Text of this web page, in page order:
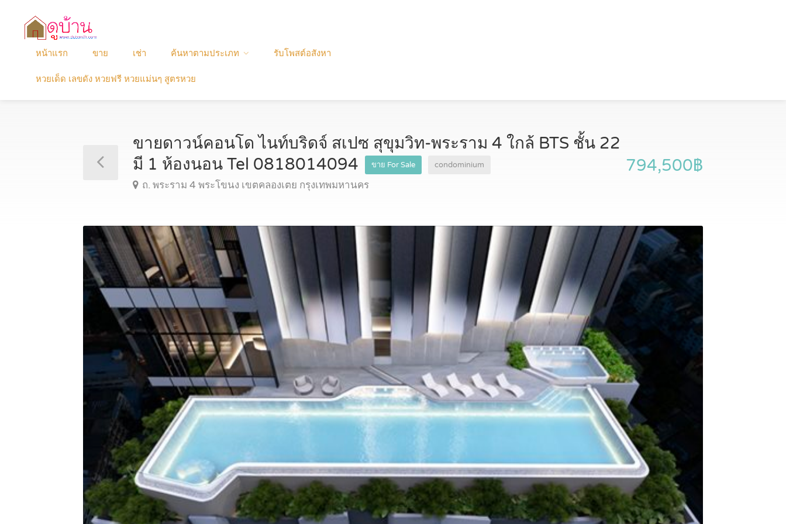
หน้าแรก ขาย เช่า ค้นหาตามประเภท รับโพสต์อสังหา
หวยเด็ด เลขดัง หวยฟรี หวยแม่นๆ สูตรหวย
ขายดาวน์คอนโด ไนท์บริดจ์ สเปซ สุขุมวิท-พระราม 4 ใกล้ BTS ชั้น 22
มี 1 ห้องนอน Tel 0818014094
ขาย For Sale condominium
ถ. พระราม 4 พระโขนง เขตคลองเตย กรุงเทพมหานคร
794,500฿